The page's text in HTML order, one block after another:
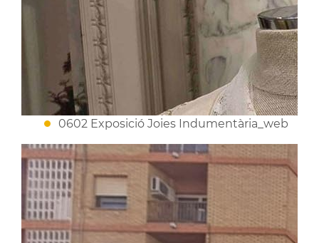
0602 Exposició Joies Indumentària_web